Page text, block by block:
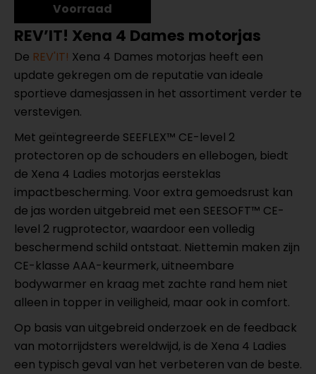
Voorraad
REV’IT! Xena 4 Dames motorjas
De REV'IT! Xena 4 Dames motorjas heeft een
update gekregen om de reputatie van ideale
sportieve damesjassen in het assortiment verder te
verstevigen.
Met geïntegreerde SEEFLEX™ CE-level 2
protectoren op de schouders en ellebogen, biedt
de Xena 4 Ladies motorjas eersteklas
impactbescherming. Voor extra gemoedsrust kan
de jas worden uitgebreid met een SEESOFT™ CE-
level 2 rugprotector, waardoor een volledig
beschermend schild ontstaat. Niettemin maken zijn
CE-klasse AAA-keurmerk, uitneembare
bodywarmer en kraag met zachte rand hem niet
alleen in topper in veiligheid, maar ook in comfort.
Op basis van uitgebreid onderzoek en de feedback
van motorrijdsters wereldwijd, is de Xena 4 Ladies
een typisch geval van het verbeteren van de beste.